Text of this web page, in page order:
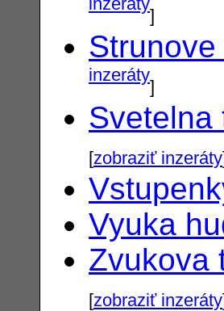
inzeráty]
inzeráty]
Svetelna
[zobraziť inzeráty
Vyuka
Zvukova
[zobraziť inzeráty